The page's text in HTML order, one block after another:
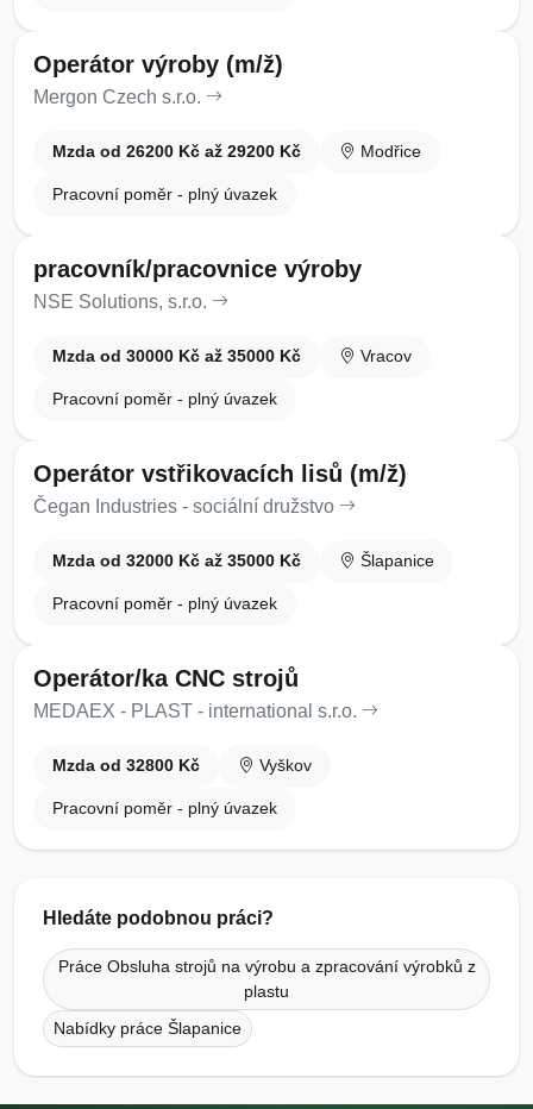
Operátor výroby (m/ž)
Mergon Czech s.r.o.
Mzda od 26200 Kč až 29200 Kč Modřice
Pracovní poměr - plný úvazek
pracovník/pracovnice výroby
NSE Solutions, s.r.o.
Mzda od 30000 Kč až 35000 Kč Vracov
Pracovní poměr - plný úvazek
Operátor vstřikovacích lisů (m/ž)
Čegan Industries - sociální družstvo
Mzda od 32000 Kč až 35000 Kč Šlapanice
Pracovní poměr - plný úvazek
Operátor/ka CNC strojů
MEDAEX - PLAST - international s.r.o.
Mzda od 32800 Kč Vyškov
Pracovní poměr - plný úvazek
Hledáte podobnou práci?
Práce Obsluha strojů na výrobu a zpracování výrobků z
plastu
Nabídky práce Šlapanice